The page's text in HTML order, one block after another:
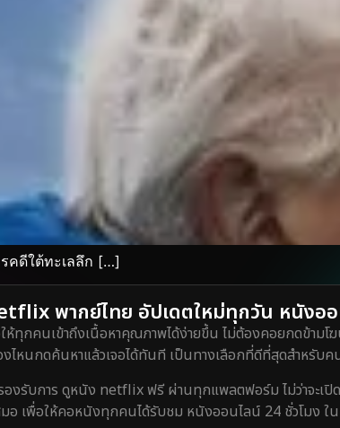
คดีใต้ทะเลลึก […]
พากย์ไทย อัปเดตใหม่ทุกวัน หนังอ
กคนเข้าถึงเนื้อหาคุณภาพได้ง่ายขึ้น ไม่ต้องคอยกดข้ามโ
หนกดค้นหาแล้วเจอได้ทันที เป็นทางเลือกที่ดีที่สุดสำหรั
รองรับการ ดูหนัง netflix ฟรี ผ่านทุกแพลตฟอร์ม ไม่ว่าจ
มอ เพื่อให้คอหนังทุกคนได้รับชม หนังออนไลน์ 24 ชั่วโมง